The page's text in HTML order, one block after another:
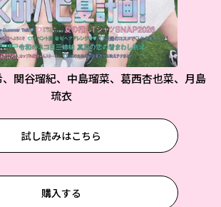
関谷瑠紀、中島瑠菜、葛西杏也菜、月島
琉衣
試し読みはこちら
購入する